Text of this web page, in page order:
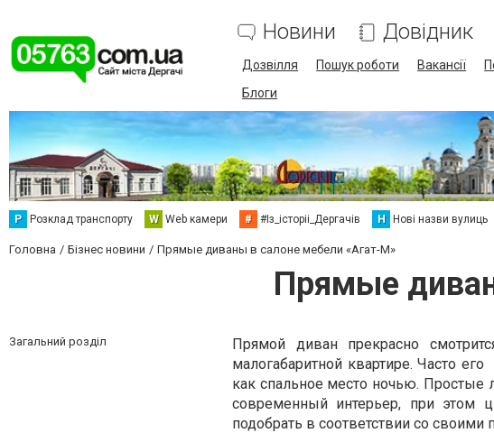
Новини Довідник
Дозвілля Пошук роботи Вакансії
Блоги
Р Розклад транспорту W Web камери # #Із_історіі_Дергачів Н Нові назви вулиць
Головна Бізнес новини Прямые диваны в салоне мебели «Агат-М»
Прямые
Загальний розділ
Прямой диван прекрасно
малогабаритной квартире. Часто его
как спальное место ночью.
современный интерьер, при этом
подобрать в соответствии со своими